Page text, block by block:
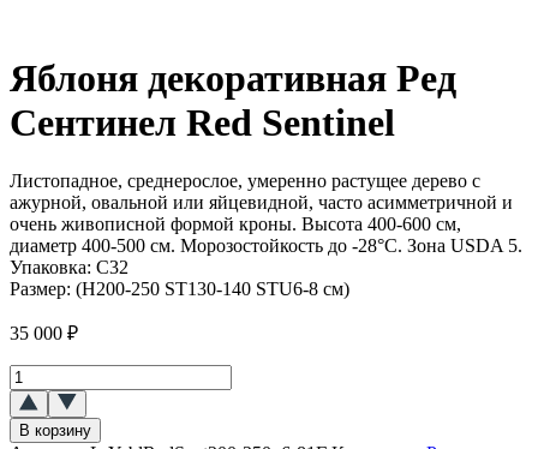
Яблоня декоративная Ред
Сентинел Red Sentinel
Листопадное, среднерослое, умеренно растущее дерево с
ажурной, овальной или яйцевидной, часто асимметричной и
очень живописной формой кроны. Высота 400-600 см,
диаметр 400-500 см. Морозостойкость до -28°C. Зона USDA 5.
Упаковка: C32
Размер: (H200-250 ST130-140 STU6-8 см)
35 000 ₽
Количество
товара
Яблоня
декоративная
В корзину